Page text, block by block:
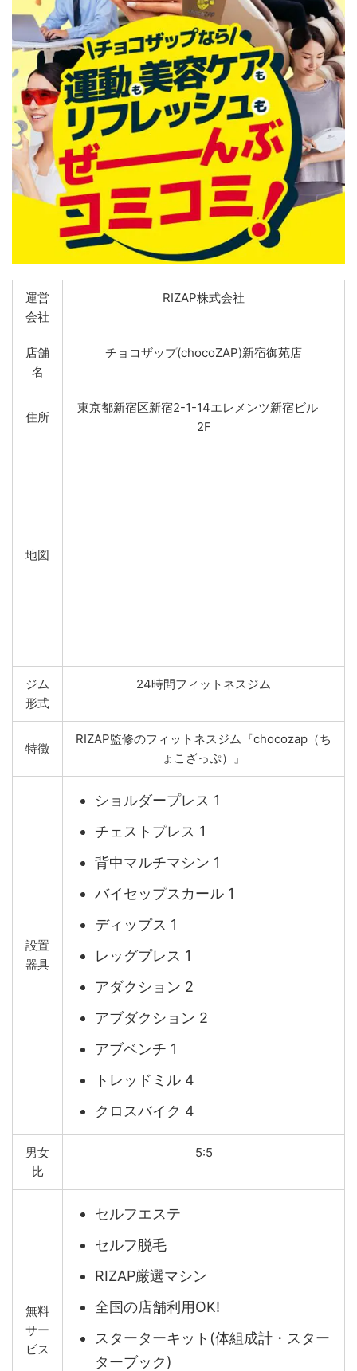
運営
会社
RIZAP株式会社
店舗
名
チョコザップ(chocoZAP)新宿御苑店
住所
東京都新宿区新宿2-1-14エレメンツ新宿ビル
2F
地図
ジム
形式
24時間フィットネスジム
特徴
RIZAP監修のフィットネスジム『chocozap（ち
ょこざっぷ）』
設置
器具
ショルダープレス 1
チェストプレス 1
背中マルチマシン 1
バイセップスカール 1
ディップス 1
レッグプレス 1
アダクション 2
アブダクション 2
アブベンチ 1
トレッドミル 4
クロスバイク 4
男女
比
5:5
無料
サー
ビス
セルフエステ
セルフ脱毛
RIZAP厳選マシン
全国の店舗利用OK!
スターターキット(体組成計・スター
ターブック)